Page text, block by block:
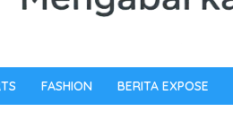
FASHION BERITA EXPOSE